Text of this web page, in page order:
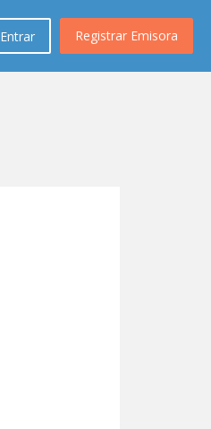
Registrar Emisora
Entrar